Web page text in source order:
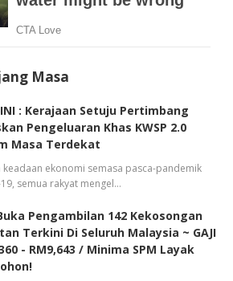
Masa
: Kerajaan Setuju Pertimbang
Pengeluaran Khas KWSP 2.0
Masa Terdekat
keadaan ekonomi semasa pasca-pandemik
semua rakyat mengel…
Pengambilan 142 Kekosongan
Terkini Di Seluruh Malaysia ~ GAJI
- RM9,643 / Minima SPM Layak